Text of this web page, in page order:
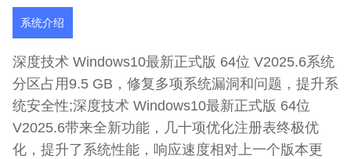
系统介绍
深度技术 Windows10最新正式版 64位 V2025.6系统
分区占用9.5 GB，修复多项系统漏洞和问题，提升系
统安全性;深度技术 Windows10最新正式版 64位
V2025.6带来全新功能，几十项优化注册表终极优
化，提升了系统性能，响应速度相对上一个版本更